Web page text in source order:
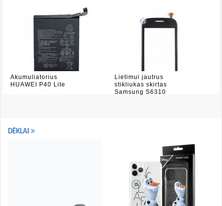
Akumuliatorius
HUAWEI P40 Lite
Lietimui jautrus
stikliukas skirtas
Samsung S6310
DĖKLAI